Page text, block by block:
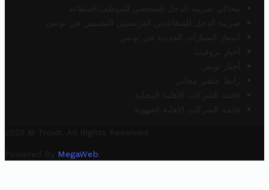
محاكي ضريبة الدخل الشخصي للموظف/المتقاعد
ضريبة الدخل للمتقاعدين الفرنسيين المقيمين في تونس
أسعار السيارات الجديدة في تونس
أخبار تروفيت
أخبار تونس
رابط خلفي مجاني
قائمة الشركات الأهلية المحلية
قائمة الشركات الأهلية الجهوية
2025 © Trovit. All Rights Reserved.
Powered By MegaWeb